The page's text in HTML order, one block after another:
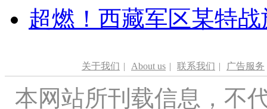
超燃！西藏军区某特
关于我们 | About us | 联系我们 | 广告服务
本网站所刊载信息，不